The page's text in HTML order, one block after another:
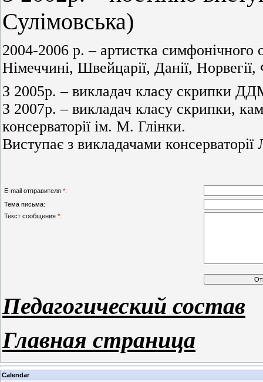
Сулімовська)
2004-2006 р. – артистка симфонічного
Німеччині, Швейцарії, Данії, Норвегії,
З 2005р. – викладач класу скрипки
З 2007р. – викладач класу скрипки,
консерваторії ім. М. Глінки.
Виступає з викладачами
E-mail отправителя *:
Тема письма:
Текст сообщения *:
Педагогический состав
Главная страница
Calendar